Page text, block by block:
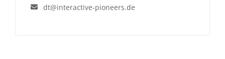
dt@interactive-pioneers.de